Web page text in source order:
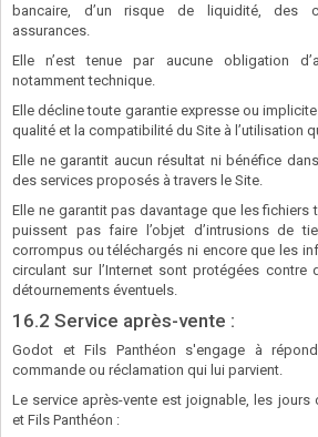
bancaire, d’un risque de liquidité, des
assurances.
Elle n’est tenue par aucune obligation
notamment technique.
Elle décline toute garantie expresse ou
qualité et la compatibilité du Site à l’utilisation
Elle ne garantit aucun résultat ni bénéfice
des services proposés à travers le Site.
Elle ne garantit pas davantage que les fichiers
puissent pas faire l’objet d’intrusions de
corrompus ou téléchargés ni encore que les
circulant sur l’Internet sont protégées
détournements éventuels.
16.2 Service après-vente :
Godot et Fils Panthéon s'engage à
commande ou réclamation qui lui parvient.
Le service après-vente est joignable, les jours
et Fils Panthéon :